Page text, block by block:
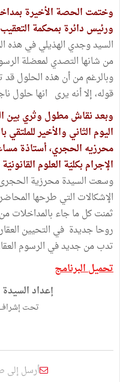
وختمت الحصة الأخيرة
ورئيس دائرة بمحكمة
السيد وجدي الهذيلي في هذه
من شانها التصدي لمعضلة
وبالرغم من أن هذه الحلول
قوله، إلا أنه يرى انها حلول
وبعد نقاش مطول وثري بين
اليوم الثاني والأخير
محرزيه الحجري، أستاذة
الإجرام بكليّة العلوم
وسعت السيدة محرزية
الإشكالات التي طرحها
ثمنت كل ما جاء بالمداخلات
روحا جديدة في التحيين
تدب من جديد في الرسوم
تحميل البرنامج
إعداد
تحت إشراف
أرسل إلى